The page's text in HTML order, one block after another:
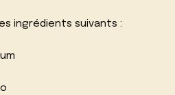
ingrédients suivants :